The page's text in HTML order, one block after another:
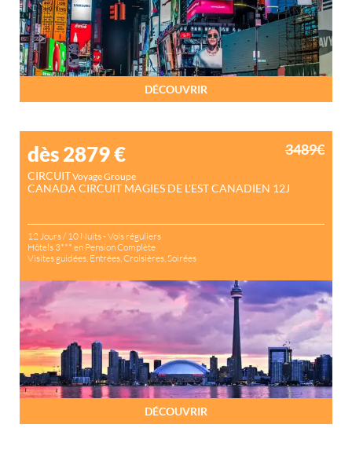
DÉCOUVRIR
dès 2879€
CIRCUITVoyage Groupe
CANADA CIRCUIT MAGIES DE L'EST CANADIEN 12J
12 Jours / 10 Nuits - Vols réguliers
Hôtels 3*** en Pension Complète
Visites guidées, Entrées, Croisières, Soirées
DÉCOUVRIR
3489€